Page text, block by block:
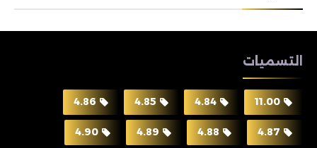
التسميات
11.00
4.84
4.85
4.86
4.87
4.88
4.89
4.90